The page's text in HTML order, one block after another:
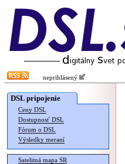
neprihlásený
DSL pripojenie
Ceny DSL
Dostupnosť DSL
Fórum o DSL
Výsledky meraní
Satelitná mapa SR